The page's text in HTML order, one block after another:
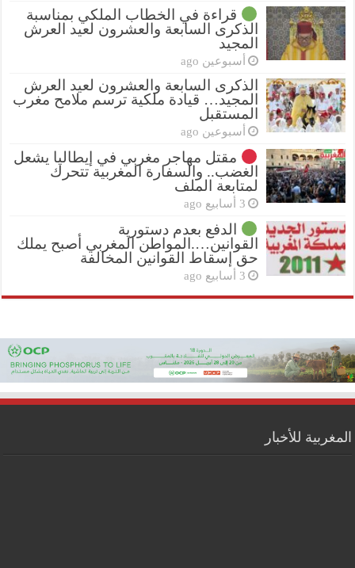
قراءة في الخطاب الملكي بمناسبة
الذكرى السابعة والعشرون لعيد العرش
المجيد
أسبوعين ago
الذكرى السابعة والعشرون لعيد العرش
المجيد… قيادة ملكية ترسم ملامح مغرب
المستقبل
أسبوعين ago
مقتل مهاجر مغربي في إيطاليا يشعل
الغضب.. والسفارة المغربية تتحرك
لمتابعة الملف
3 أسابيع ago
الدفع بعدم دستورية
القوانين….المواطن المغربي أصبح يملك
حق إسقاط القوانين المخالفة
3 أسابيع ago
المغربية للأخبار